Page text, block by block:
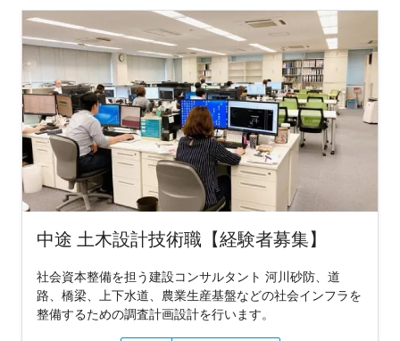
中途 土木設計技術職【経験者募集】
社会資本整備を担う建設コンサルタント 河川砂防、道
路、橋梁、上下水道、農業生産基盤などの社会インフラを
整備するための調査計画設計を行います。